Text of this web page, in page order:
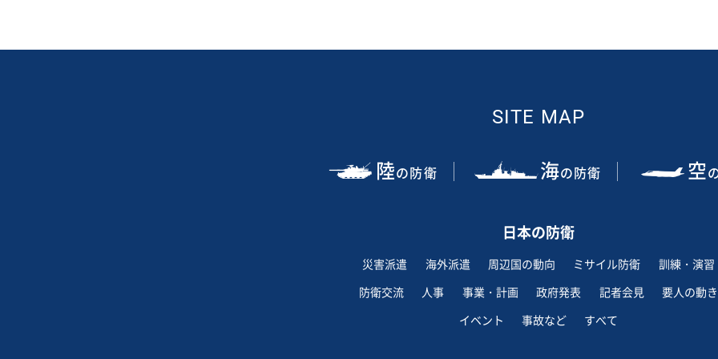
SITE MAP
陸の防衛 海の防衛 空
日本の防衛
災害派遣 海外派遣 周辺国の動向 ミサイル防衛
訓練・演習
防衛交流
人事 事業・計画 政府発表 記者会見
要人の動き
イベント
事故など すべて